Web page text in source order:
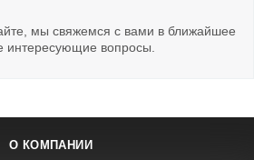
мы свяжемся с вами в ближайшее
интересующие вопросы.
О КОМПАНИИ